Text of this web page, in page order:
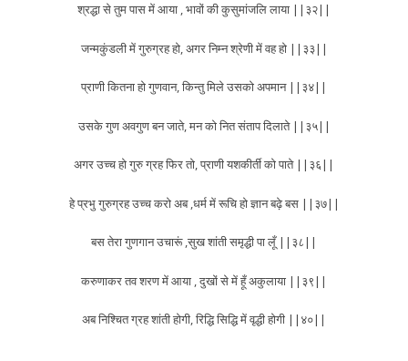
श्रद्धा से तुम पास में आया , भावों की कुसुमांजलि लाया ||३२||
जन्मकुंडली में गुरुग्रह हो, अगर निम्न श्रेणी में वह हो ||३३||
प्राणी कितना हो गुणवान, किन्तु मिले उसको अपमान ||३४||
उसके गुण अवगुण बन जाते, मन को नित संताप दिलाते ||३५||
अगर उच्च हो गुरु ग्रह फिर तो, प्राणी यशकीर्ती को पाते ||३६||
हे प्रभु गुरुग्रह उच्च करो अब ,धर्म में रूचि हो ज्ञान बढ़े बस ||३७||
बस तेरा गुणगान उचारूं ,सुख शांती समृद्धी पा लूँ ||३८||
करुणाकर तव शरण में आया , दुखों से में हूँ अकुलाया ||३९||
अब निश्चित ग्रह शांती होगी, रिद्धि सिद्धि में वृद्धी होगी ||४०||